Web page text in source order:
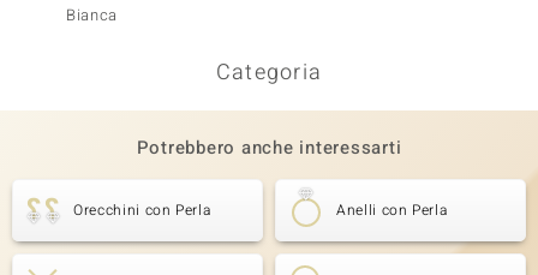
Bianca
Categoria
Potrebbero anche interessarti
Orecchini con Perla Anelli con Perla